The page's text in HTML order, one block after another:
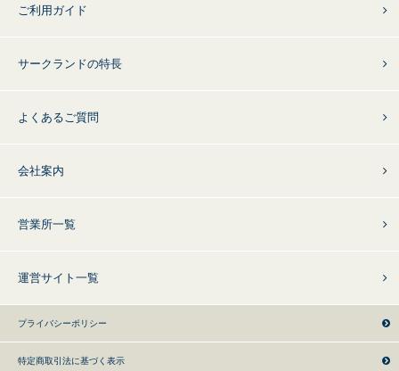
ご利用ガイド
サークランドの特長
よくあるご質問
会社案内
営業所一覧
運営サイト一覧
プライバシーポリシー
特定商取引法に基づく表示